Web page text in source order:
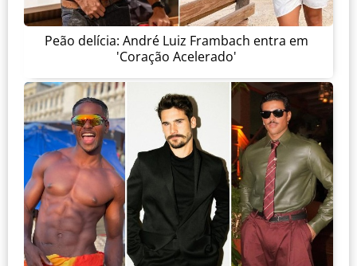
Peão delícia: André Luiz Frambach entra em
'Coração Acelerado'